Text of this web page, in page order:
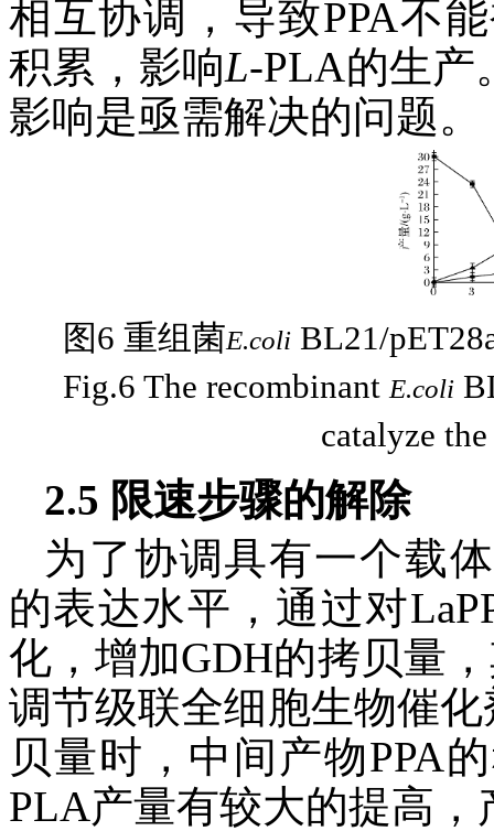
相互协调，导致PPA不
积累，影响L-PLA的生产
影响是亟需解决的问题。
图6 重组菌E.coli BL21/
Fig.6 The recombinantE.coli
catalyze
2.5 限速步骤的解除
为了协调具有一个载
的表达水平，通过对
化，增加GDH的拷贝量
调节级联全细胞生物催
贝量时，中间产物PPA
PLA产量有较大的提高